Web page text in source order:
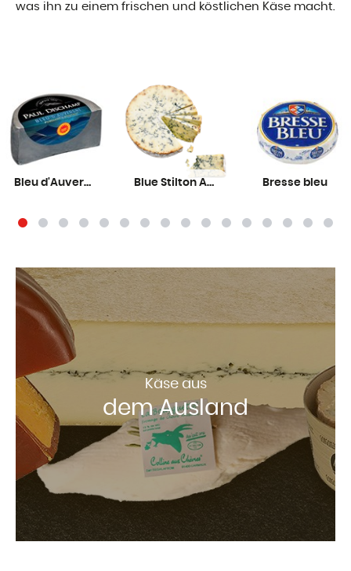
was ihn zu einem frischen und köstlichen Käse macht.
Bleu d'Auvergne AOP Dischamp Blue Stilton AOP Bresse bleu
Käse aus
dem Ausland